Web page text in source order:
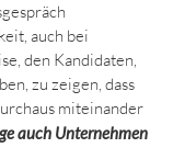
auch bei
den Kandidaten,
zu zeigen, dass
miteinander
auch Unternehmen